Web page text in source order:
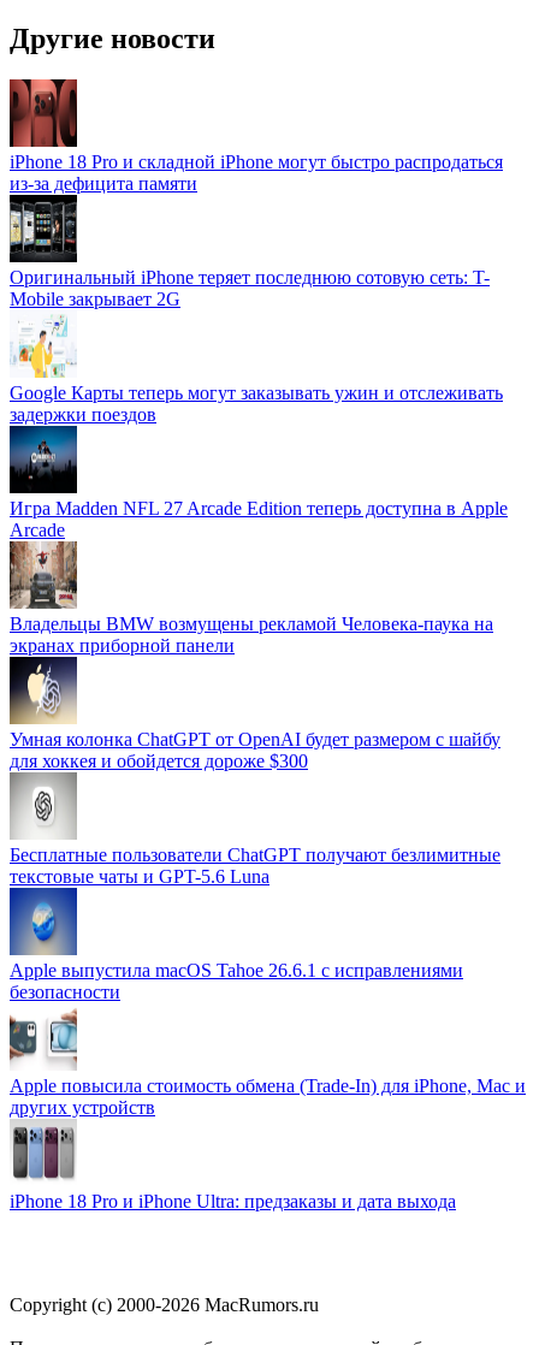
Другие новости
iPhone 18 Pro и складной iPhone могут быстро распродаться
из-за дефицита памяти
Оригинальный iPhone теряет последнюю сотовую сеть: T-
Mobile закрывает 2G
Google Карты теперь могут заказывать ужин и отслеживать
задержки поездов
Игра Madden NFL 27 Arcade Edition теперь доступна в Apple
Arcade
Владельцы BMW возмущены рекламой Человека-паука на
экранах приборной панели
Умная колонка ChatGPT от OpenAI будет размером с шайбу
для хоккея и обойдется дороже $300
Бесплатные пользователи ChatGPT получают безлимитные
текстовые чаты и GPT-5.6 Luna
Apple выпустила macOS Tahoe 26.6.1 с исправлениями
безопасности
Apple повысила стоимость обмена (Trade-In) для iPhone, Mac и
других устройств
iPhone 18 Pro и iPhone Ultra: предзаказы и дата выхода
Copyright (c) 2000-2026 MacRumors.ru